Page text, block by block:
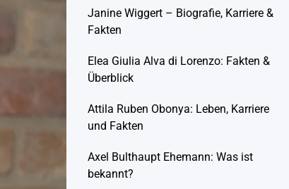
Janine Wiggert – Biografie, Karriere &
Fakten
Elea Giulia Alva di Lorenzo: Fakten &
Überblick
Attila Ruben Obonya: Leben, Karriere
und Fakten
Axel Bulthaupt Ehemann: Was ist
bekannt?